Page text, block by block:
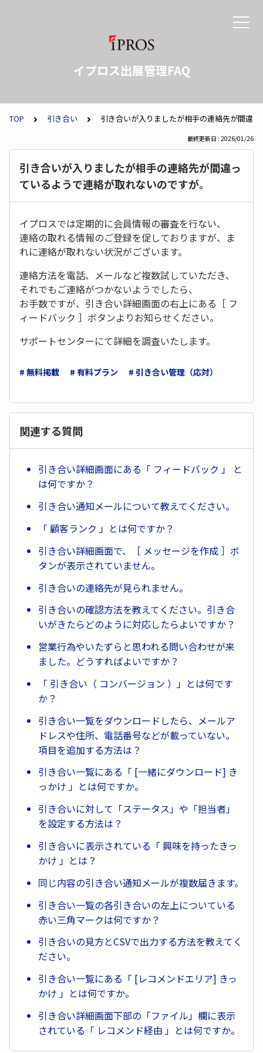
イプロス出展管理FAQ
TOP 引き合い 引き合いが入りましたが相手の連絡先が間違
最終更新日 : 2026/01/26
引き合いが入りましたが相手の連絡先が間違っ
ているようで連絡が取れないのですが。
イプロスでは定期的に会員情報の審査を行ない、
連絡の取れる情報のご登録を促しておりますが、ま
れに連絡が取れない状況がございます。
連絡方法を電話、メールなど複数試していただき、
それでもご連絡がつかないようでしたら、
お手数ですが、引き合い詳細画面の右上にある［ フ
ィードバック ］ボタンよりお知らせください。
サポートセンターにて詳細を調査いたします。
# 無料掲載 # 有料プラン # 引き合い管理（応対）
関連する質問
引き合い詳細画面にある「 フィードバック 」 と
は何ですか？
引き合い通知メールについて教えてください。
「 顧客ランク 」とは何ですか？
引き合い詳細画面で、［ メッセージを作成 ］ボ
タンが表示されていません。
引き合いの連絡先が見られません。
引き合いの確認方法を教えてください。引き合
いがきたらどのように対応したらよいですか？
営業行為やいたずらと思われる問い合わせが来
ました。どうすればよいですか？
「 引き合い（ コンバージョン ）」とは何です
か？
引き合い一覧をダウンロードしたら、メールア
ドレスや住所、電話番号などが載っていない。
項目を追加する方法は？
引き合い一覧にある「 [一緒にダウンロード] き
っかけ 」とは何ですか。
引き合いに対して「ステータス」や「担当者」
を設定する方法は？
引き合いに表示されている「 興味を持ったきっ
かけ 」とは？
同じ内容の引き合い通知メールが複数届きます。
引き合い一覧の各引き合いの左上についている
赤い三角マークは何ですか？
引き合いの見方とCSVで出力する方法を教えてく
ださい。
引き合い一覧にある「 [レコメンドエリア] きっ
かけ 」とは何ですか。
引き合い詳細画面下部の「ファイル」欄に表示
されている「 レコメンド経由 」とは何ですか。